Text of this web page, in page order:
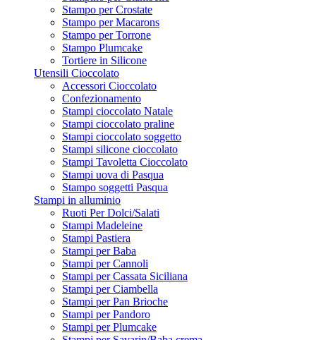
Stampo per Crostate
Stampo per Macarons
Stampo per Torrone
Stampo Plumcake
Tortiere in Silicone
Utensili Cioccolato
Accessori Cioccolato
Confezionamento
Stampi cioccolato Natale
Stampi cioccolato praline
Stampi cioccolato soggetto
Stampi silicone cioccolato
Stampi Tavoletta Cioccolato
Stampi uova di Pasqua
Stampo soggetti Pasqua
Stampi in alluminio
Ruoti Per Dolci/Salati
Stampi Madeleine
Stampi Pastiera
Stampi per Baba
Stampi per Cannoli
Stampi per Cassata Siciliana
Stampi per Ciambella
Stampi per Pan Brioche
Stampi per Pandoro
Stampi per Plumcake